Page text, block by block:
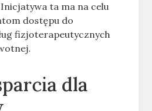
ta ma na celu
dostępu do
fizjoterapeutycznych
dla